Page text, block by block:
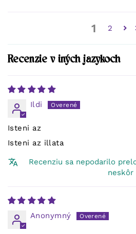
1 2
Recenzie v iných jazykoch
Ildi
Isteni az
Isteni az illata
Recenziu sa nepodarilo
neskôr
Anonymný